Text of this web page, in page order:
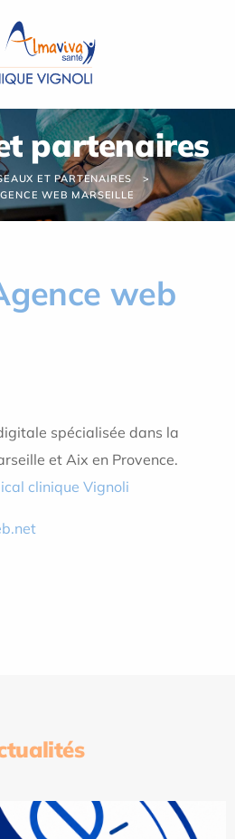
partenaires
ET PARTENAIRES
WEB MARSEILLE
web
spécialisée dans la
et Aix en Provence.
clinique Vignoli